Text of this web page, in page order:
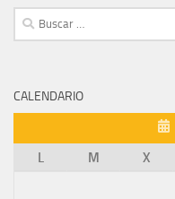
Buscar:
CALENDARIO
L
M X